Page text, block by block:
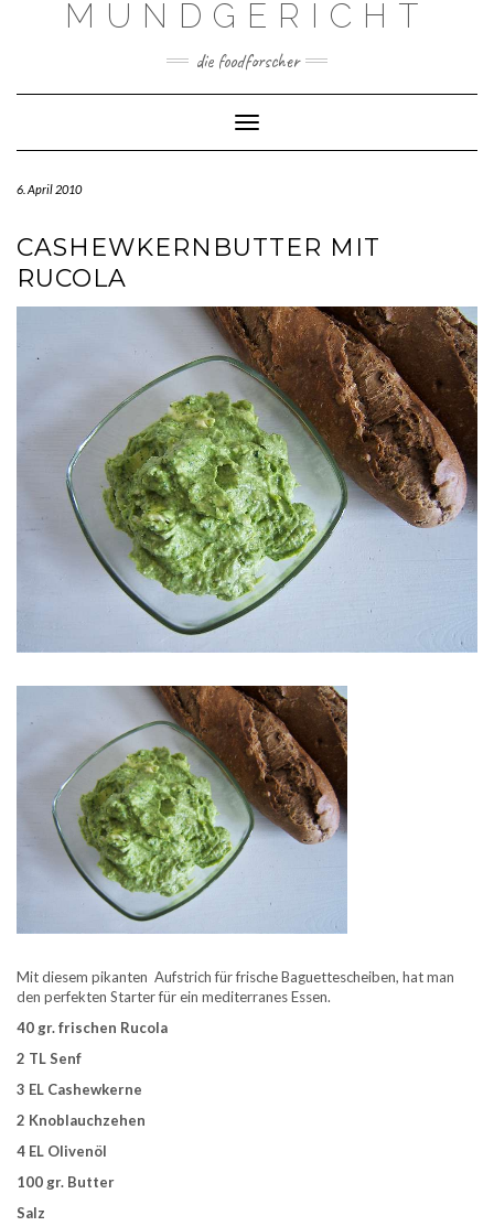
MUNDGERICHT
die foodforscher
Toggle Navigation
6. April 2010
CASHEWKERNBUTTER MIT
RUCOLA
Mit diesem pikanten Aufstrich für frische Baguettescheiben, hat man
den perfekten Starter für ein mediterranes Essen.
40 gr. frischen Rucola
2 TL Senf
3 EL Cashewkerne
2 Knoblauchzehen
4 EL Olivenöl
100 gr. Butter
Salz